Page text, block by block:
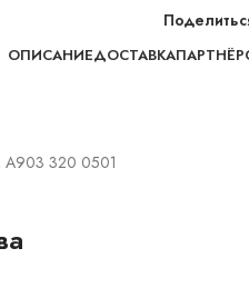
ОПИСАНИЕДОСТАВКА
A903 320 0501